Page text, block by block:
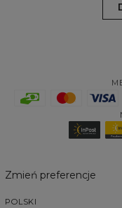
Zmień preferencje
POLSKI